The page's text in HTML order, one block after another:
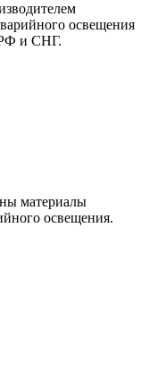
освещения
РФ и СНГ.
материалы
освещения.